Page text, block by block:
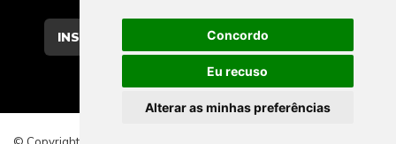
Concordo
Eu recuso
Alterar as minhas preferências